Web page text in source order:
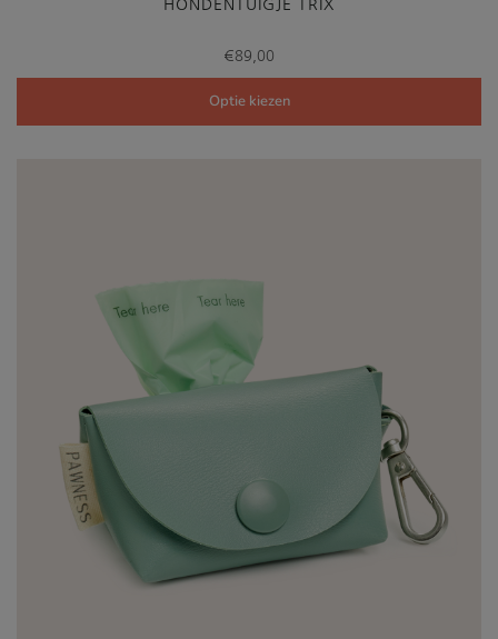
HONDENTUIGJE TRIX
€ 89,00
Optie kiezen